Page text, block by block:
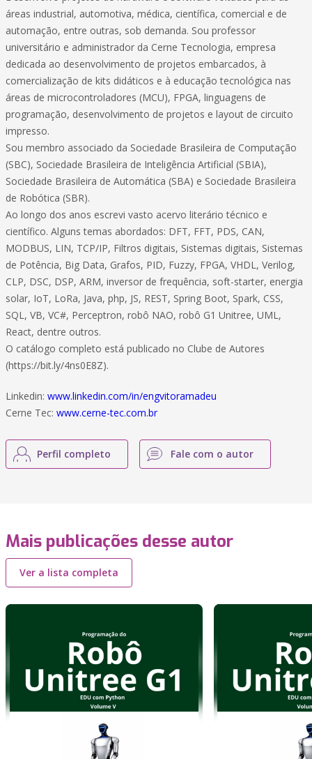
áreas industrial, automotiva, médica, científica, comercial e de
automação, entre outras, sob demanda. Sou professor
universitário e administrador da Cerne Tecnologia, empresa
dedicada ao desenvolvimento de projetos embarcados, à
comercialização de kits didáticos e à educação tecnológica nas
áreas de microcontroladores (MCU), FPGA, linguagens de
programação, desenvolvimento de projetos e layout de circuito
impresso.
Sou membro associado da Sociedade Brasileira de Computação
(SBC), Sociedade Brasileira de Inteligência Artificial (SBIA),
Sociedade Brasileira de Automática (SBA) e Sociedade Brasileira
de Robótica (SBR).
Ao longo dos anos escrevi vasto acervo literário técnico e
científico. Alguns temas abordados: DFT, FFT, PDS, CAN,
MODBUS, LIN, TCP/IP, Filtros digitais, Sistemas digitais, Sistemas
de Potência, Big Data, Grafos, PID, Fuzzy, FPGA, VHDL, Verilog,
CLP, DSC, DSP, ARM, inversor de frequência, soft-starter, energia
solar, IoT, LoRa, Java, php, JS, REST, Spring Boot, Spark, CSS,
SQL, VB, VC#, Perceptron, robô NAO, robô G1 Unitree, UML,
React, dentre outros.
O catálogo completo está publicado no Clube de Autores
(https://bit.ly/4ns0E8Z).
Linkedin: www.linkedin.com/in/engvitoramadeu
Cerne Tec: www.cerne-tec.com.br
Perfil completo Fale com o autor
Mais publicações desse autor
Ver a lista completa